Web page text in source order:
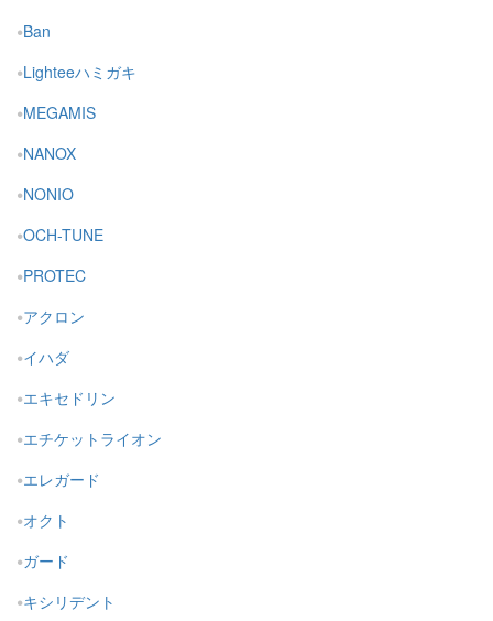
Ban
Lighteeハミガキ
MEGAMIS
NANOX
NONIO
OCH-TUNE
PROTEC
アクロン
イハダ
エキセドリン
エチケットライオン
エレガード
オクト
ガード
キシリデント